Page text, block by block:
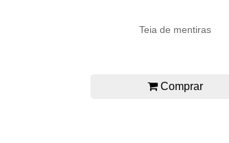
Teia de mentiras
Comprar